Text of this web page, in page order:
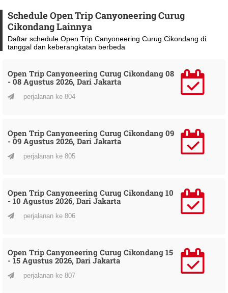
Schedule Open Trip Canyoneering Curug
Cikondang Lainnya
Daftar schedule Open Trip Canyoneering Curug Cikondang di
tanggal dan keberangkatan berbeda
Open Trip Canyoneering Curug Cikondang 08
- 08 Agustus 2026, Dari Jakarta
perjalanan ke 804
Open Trip Canyoneering Curug Cikondang 09
- 09 Agustus 2026, Dari Jakarta
perjalanan ke 805
Open Trip Canyoneering Curug Cikondang 10
- 10 Agustus 2026, Dari Jakarta
perjalanan ke 806
Open Trip Canyoneering Curug Cikondang 15
- 15 Agustus 2026, Dari Jakarta
perjalanan ke 807